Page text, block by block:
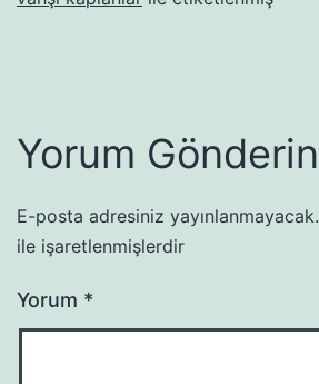
Yorum Gönderin
E-posta adresiniz yayınlanmayacak.
ile işaretlenmişlerdir
Yorum *